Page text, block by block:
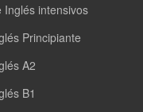
Inglés intensivos
Principiante
A2
B1